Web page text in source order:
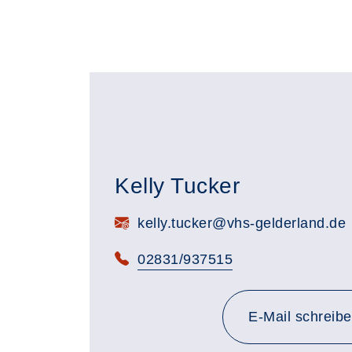
Kelly Tucker
E-Mail:kelly.tucker@vhs-gelderland.de
Telefon:
02831/937515
E-Mail